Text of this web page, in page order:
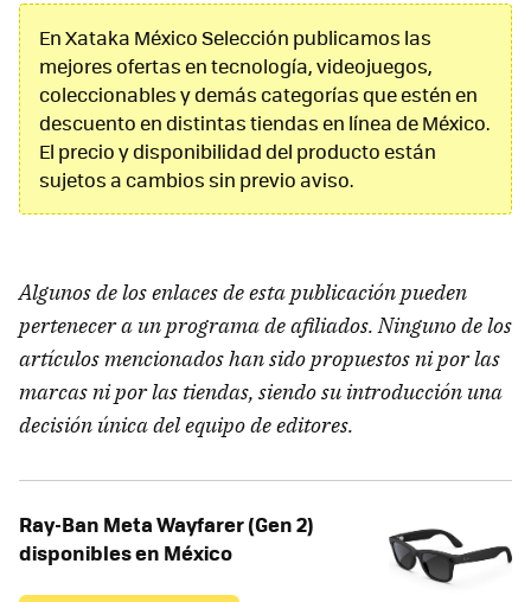
En Xataka México Selección publicamos las
mejores ofertas en tecnología, videojuegos,
coleccionables y demás categorías que estén en
descuento en distintas tiendas en línea de México.
El precio y disponibilidad del producto están
sujetos a cambios sin previo aviso.
Algunos de los enlaces de esta publicación pueden
pertenecer a un programa de afiliados. Ninguno de los
artículos mencionados han sido propuestos ni por las
marcas ni por las tiendas, siendo su introducción una
decisión única del equipo de editores.
Ray-Ban Meta Wayfarer (Gen 2)
disponibles en México